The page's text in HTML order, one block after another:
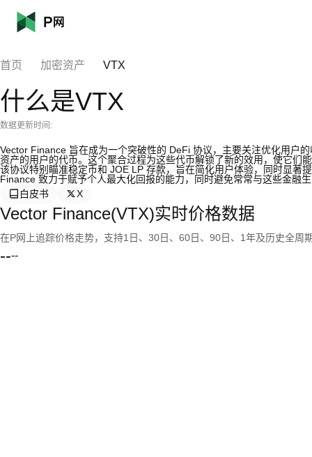
首页 加密资产 VTX
什么是VTX
数据更新时间:
Vector Finance 旨在成为一个突破性的 DeFi 协议，主要关注优化用户
资产的用户的代币。这个聚合过程为这些代币解锁了新的效用，使它们
该协议特别瞄准稳定币和 JOE LP 存款，旨在简化用户体验，同时显著
Finance 致力于赋予个人最大化回报的能力，同时避免常常与这些金融
白皮书
X
Vector Finance(VTX)实时价格数据
在P网上追踪价格走势，支持1日、30日、60日、90日、1年及历史全周
----